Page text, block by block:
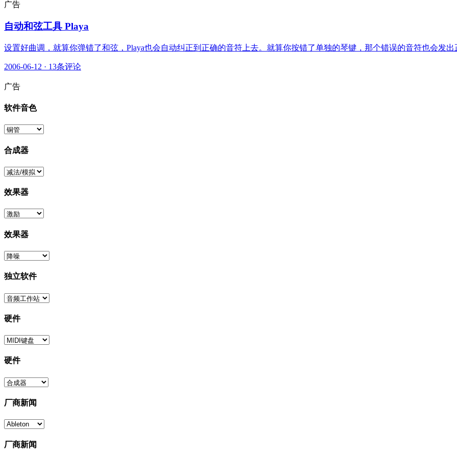
广告
自动和弦工具 Playa
设置好曲调，就算你弹错了和弦，Playa也会自动纠正到正确的音符上去。就算你按错了单独的琴键，那个错误的音符也会发出
2006-06-12 · 13条评论
广告
软件音色
合成器
效果器
效果器
独立软件
硬件
硬件
厂商新闻
厂商新闻